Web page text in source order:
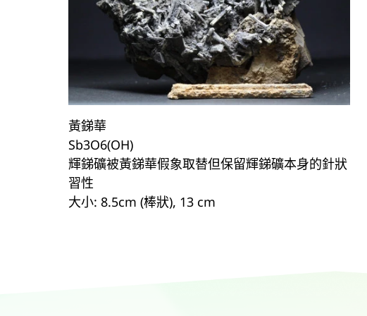
黃銻華
Sb3O6(OH)
輝銻礦被黃銻華假象取替但保留輝銻礦本身的針狀
習性
大小: 8.5cm (棒狀), 13 cm